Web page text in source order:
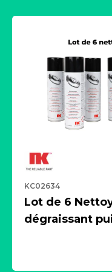
KC02634
Lot de 6
dégraissant